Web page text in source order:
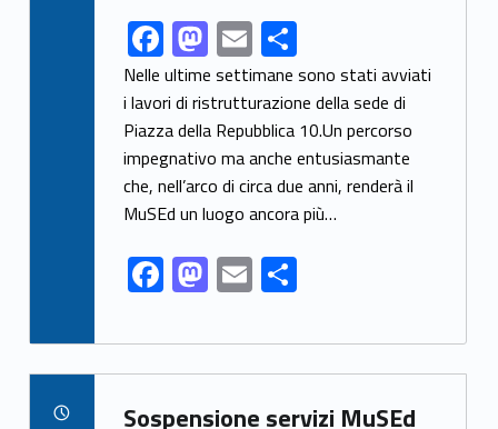
Link identifier share facebook archive #share-link-archive-65347F
ac
e
b
o
o
k
M
as
to
d
o
n
E
m
ai
l
S
h
ar
e
Nelle ultime settimane sono stati avviati
i lavori di ristrutturazione della sede di
Piazza della Repubblica 10.Un percorso
impegnativo ma anche entusiasmante
che, nell’arco di circa due anni, renderà il
MuSEd un luogo ancora più…
F
ac
e
b
o
M
as
to
d
o
E
m
ai
l
S
ar
e
Link identifier archive #link-archive-20753
Sospensione servizi MuSEd